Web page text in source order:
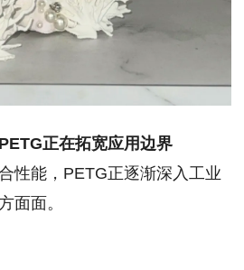
正在拓宽应用边界
性能，PETG正逐渐深入工业
面面。